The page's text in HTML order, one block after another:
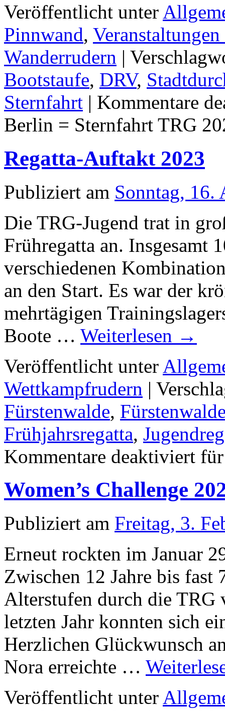
Veröffentlicht unter
Pinnwand,
Wanderrudern |
Bootstaufe, DRV,
Sternfahrt | Kommentare
Berlin = Sternfahrt TRG
Regatta-Auftakt 2023
Publiziert am Sonntag, 16.
Die TRG-Jugend trat in
Frühregatta an. Insgesamt
verschiedenen
an den Start. Es war der
mehrtägigen
Boote … Weiterlesen →
Veröffentlicht unter
Wettkampfrudern |
Fürstenwalde,
Frühjahrsregatta,
Kommentare deaktiviert
Women’s Challenge
Publiziert am Freitag, 3.
Erneut rockten im Januar
Zwischen 12 Jahre bis fast
Alterstufen durch die TRG
letzten Jahr konnten sich
Herzlichen Glückwunsch
Nora erreichte …
Veröffentlicht unter